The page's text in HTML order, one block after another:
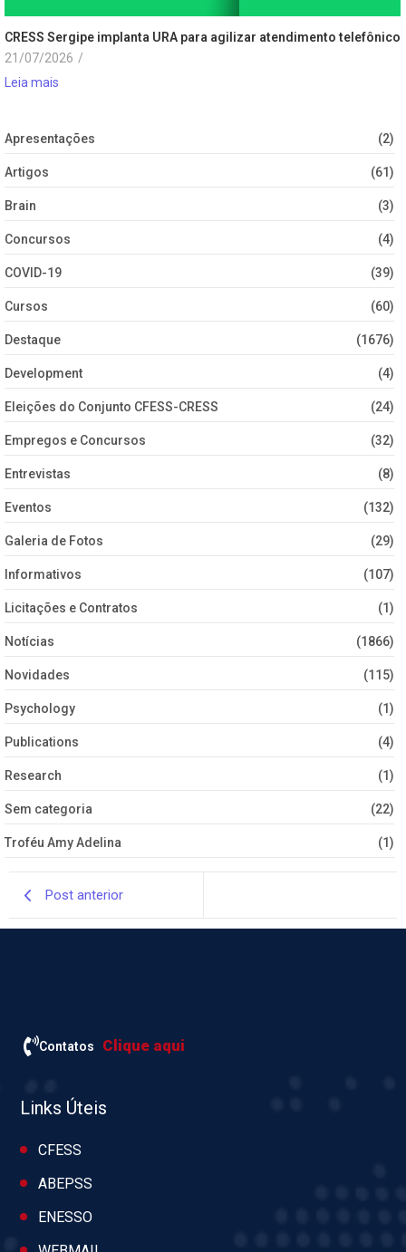
CRESS Sergipe implanta URA para agilizar atendimento telefônico
21/07/2026 /
Leia mais
Apresentações (2)
Artigos (61)
Brain (3)
Concursos (4)
COVID-19 (39)
Cursos (60)
Destaque (1676)
Development (4)
Eleições do Conjunto CFESS-CRESS (24)
Empregos e Concursos (32)
Entrevistas (8)
Eventos (132)
Galeria de Fotos (29)
Informativos (107)
Licitações e Contratos (1)
Notícias (1866)
Novidades (115)
Psychology (1)
Publications (4)
Research (1)
Sem categoria (22)
Troféu Amy Adelina (1)
Post anterior
Contatos Clique aqui
Links Úteis
CFESS
ABEPSS
ENESSO